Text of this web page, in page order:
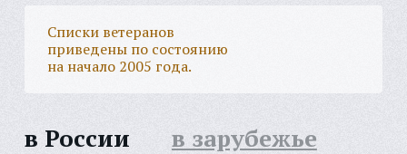
Списки ветеранов
приведены по состоянию
на начало 2005 года.
в России в зарубежье